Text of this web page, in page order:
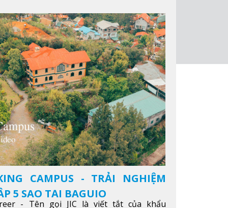
CAMPUS - TRẢI NGHIỆM
5 SAO TẠI BAGUIO
- Tên gọi JIC là viết tắt của khẩu